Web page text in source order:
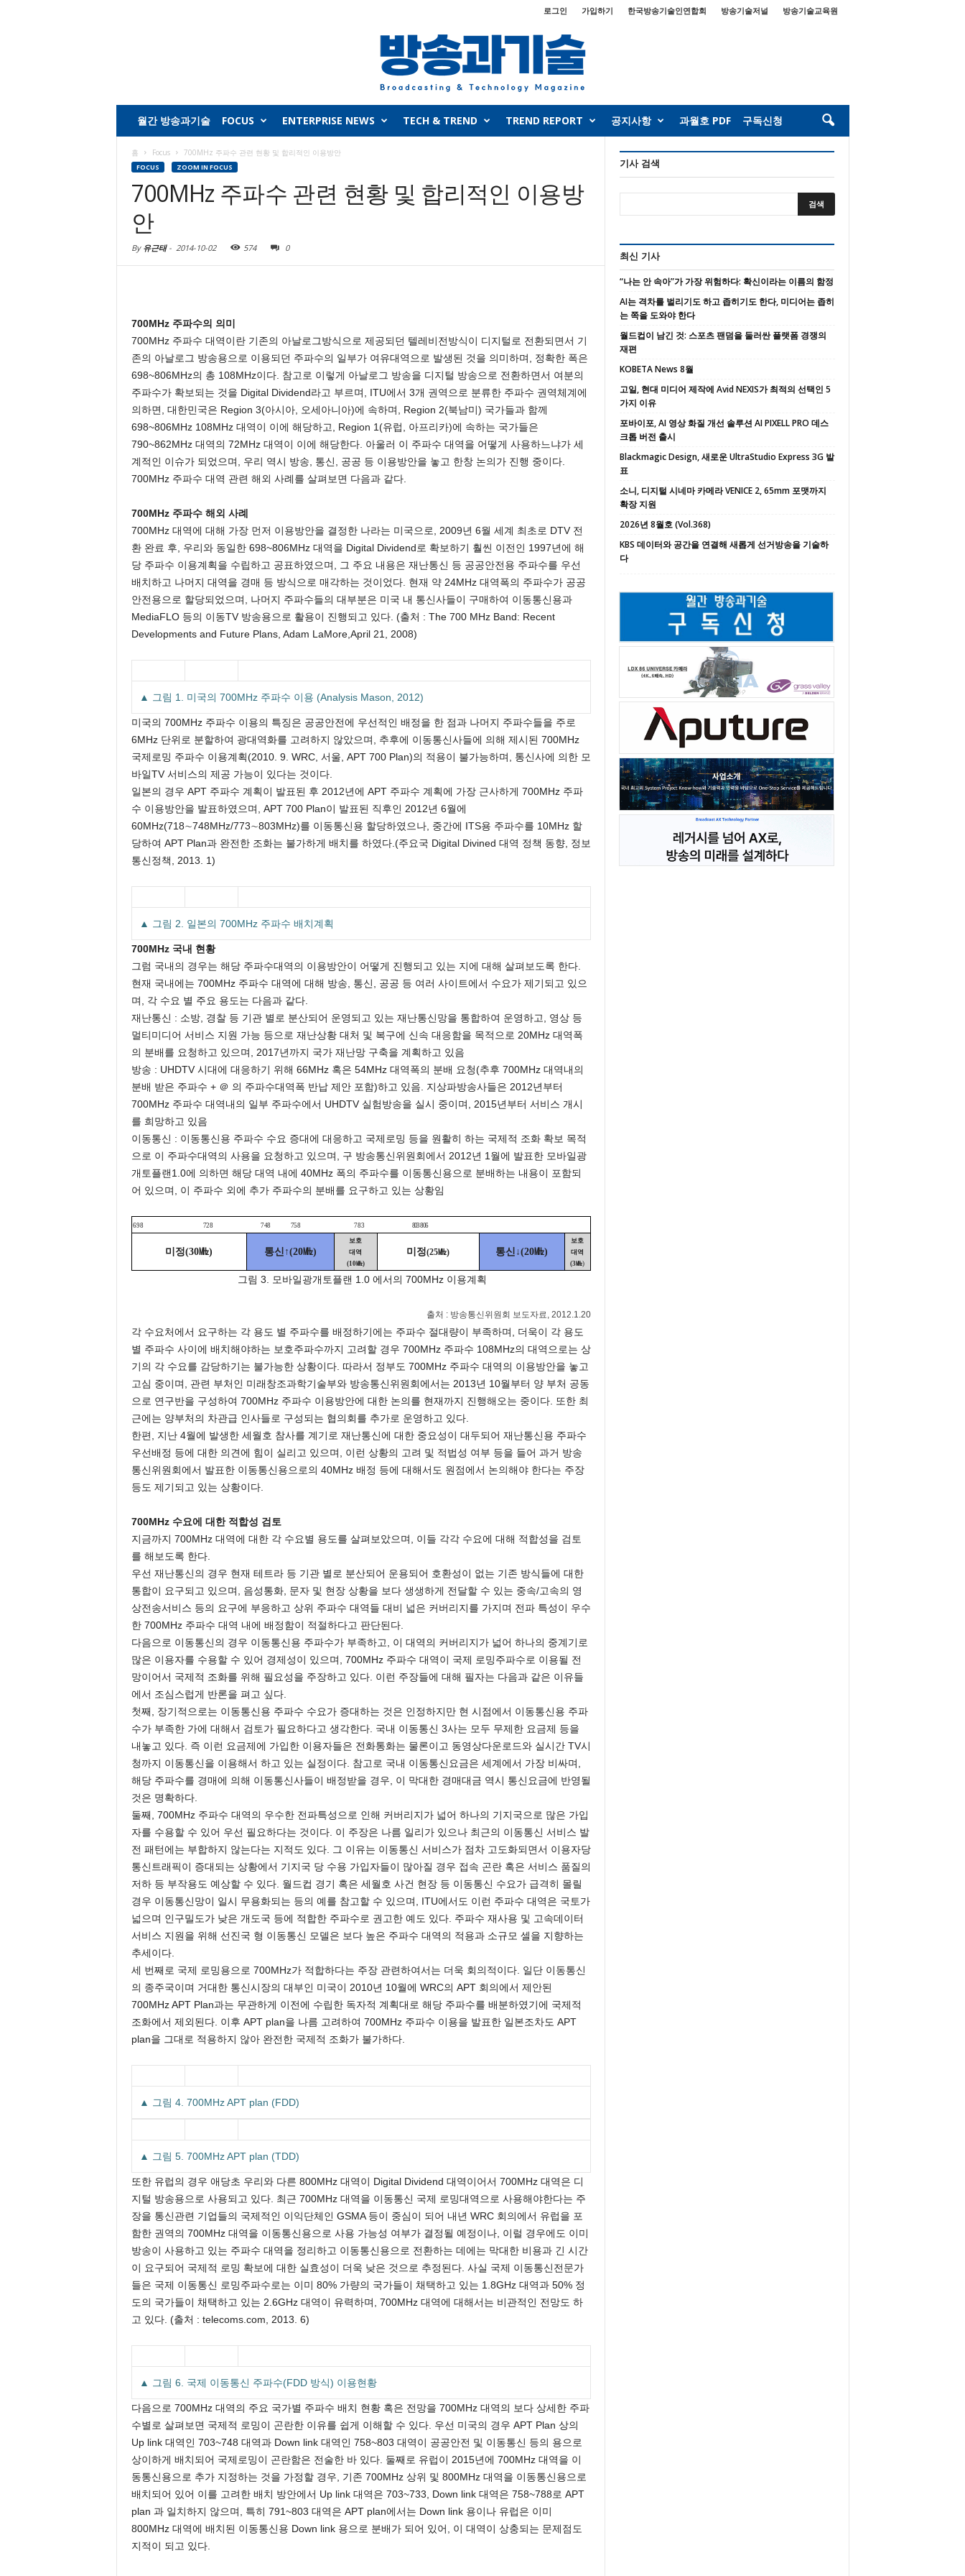
로그인 가입하기 한국방송기술인연합회 방송기술저널 방송기술교육원
월간 방송과기술 FOCUS ENTERPRISE NEWS TECH & TREND TREND REPORT 공지사항 과월호 PDF 구독신청
홈 Focus 700MHz 주파수 관련 현황 및 합리적인 이용방안
FOCUS ZOOM IN FOCUS
700MHz 주파수 관련 현황 및 합리적인 이용방
안
By 유근태- 2014-10-02 574 0
700MHz 주파수의 의미
700MHz 주파수 대역이란 기존의 아날로그방식으로 제공되던 텔레비전방식이 디지털로 전환되면서 기
존의 아날로그 방송용으로 이용되던 주파수의 일부가 여유대역으로 발생된 것을 의미하며, 정확한 폭은
698~806MHz의 총 108MHz이다. 참고로 이렇게 아날로그 방송을 디지털 방송으로 전환하면서 여분의
주파수가 확보되는 것을 Digital Dividend라고 부르며, ITU에서 3개 권역으로 분류한 주파수 권역체계에
의하면, 대한민국은 Region 3(아시아, 오세아니아)에 속하며, Region 2(북남미) 국가들과 함께
698~806MHz 108MHz 대역이 이에 해당하고, Region 1(유럽, 아프리카)에 속하는 국가들은
790~862MHz 대역의 72MHz 대역이 이에 해당한다. 아울러 이 주파수 대역을 어떻게 사용하느냐가 세
계적인 이슈가 되었으며, 우리 역시 방송, 통신, 공공 등 이용방안을 놓고 한창 논의가 진행 중이다.
700MHz 주파수 대역 관련 해외 사례를 살펴보면 다음과 같다.
700MHz 주파수 해외 사례
700MHz 대역에 대해 가장 먼저 이용방안을 결정한 나라는 미국으로, 2009년 6월 세계 최초로 DTV 전
환 완료 후, 우리와 동일한 698~806MHz 대역을 Digital Dividend로 확보하기 훨씬 이전인 1997년에 해
당 주파수 이용계획을 수립하고 공표하였으며, 그 주요 내용은 재난통신 등 공공안전용 주파수를 우선
배치하고 나머지 대역을 경매 등 방식으로 매각하는 것이었다. 현재 약 24MHz 대역폭의 주파수가 공공
안전용으로 할당되었으며, 나머지 주파수들의 대부분은 미국 내 통신사들이 구매하여 이동통신용과
MediaFLO 등의 이동TV 방송용으로 활용이 진행되고 있다. (출처 : The 700 MHz Band: Recent
Developments and Future Plans, Adam LaMore,April 21, 2008)
▲ 그림 1. 미국의 700MHz 주파수 이용 (Analysis Mason, 2012)
미국의 700MHz 주파수 이용의 특징은 공공안전에 우선적인 배정을 한 점과 나머지 주파수들을 주로
6MHz 단위로 분할하여 광대역화를 고려하지 않았으며, 추후에 이동통신사들에 의해 제시된 700MHz
국제로밍 주파수 이용계획(2010. 9. WRC, 서울, APT 700 Plan)의 적용이 불가능하며, 통신사에 의한 모
바일TV 서비스의 제공 가능이 있다는 것이다.
일본의 경우 APT 주파수 계획이 발표된 후 2012년에 APT 주파수 계획에 가장 근사하게 700MHz 주파
수 이용방안을 발표하였으며, APT 700 Plan이 발표된 직후인 2012년 6월에
60MHz(718∼748MHz/773∼803MHz)를 이동통신용 할당하였으나, 중간에 ITS용 주파수를 10MHz 할
당하여 APT Plan과 완전한 조화는 불가하게 배치를 하였다.(주요국 Digital Divined 대역 정책 동향, 정보
통신정책, 2013. 1)
▲ 그림 2. 일본의 700MHz 주파수 배치계획
700MHz 국내 현황
그럼 국내의 경우는 해당 주파수대역의 이용방안이 어떻게 진행되고 있는 지에 대해 살펴보도록 한다.
현재 국내에는 700MHz 주파수 대역에 대해 방송, 통신, 공공 등 여러 사이트에서 수요가 제기되고 있으
며, 각 수요 별 주요 용도는 다음과 같다.
재난통신 : 소방, 경찰 등 기관 별로 분산되어 운영되고 있는 재난통신망을 통합하여 운영하고, 영상 등
멀티미디어 서비스 지원 가능 등으로 재난상황 대처 및 복구에 신속 대응함을 목적으로 20MHz 대역폭
의 분배를 요청하고 있으며, 2017년까지 국가 재난망 구축을 계획하고 있음
방송 : UHDTV 시대에 대응하기 위해 66MHz 혹은 54MHz 대역폭의 분배 요청(추후 700MHz 대역내의
분배 받은 주파수 + ＠ 의 주파수대역폭 반납 제안 포함)하고 있음. 지상파방송사들은 2012년부터
700MHz 주파수 대역내의 일부 주파수에서 UHDTV 실험방송을 실시 중이며, 2015년부터 서비스 개시
를 희망하고 있음
이동통신 : 이동통신용 주파수 수요 증대에 대응하고 국제로밍 등을 원활히 하는 국제적 조화 확보 목적
으로 이 주파수대역의 사용을 요청하고 있으며, 구 방송통신위원회에서 2012년 1월에 발표한 모바일광
개토플랜1.0에 의하면 해당 대역 내에 40MHz 폭의 주파수를 이동통신용으로 분배하는 내용이 포함되
어 있으며, 이 주파수 외에 추가 주파수의 분배를 요구하고 있는 상황임
698 728 748 758 783 803 806
미정(30㎒) 통신 ↑(20㎒)
보호
대역
(10㎒)
미정(25㎒) 통신 ↓(20㎒)
보호
대역
(3 ㎒)
그림 3. 모바일광개토플랜 1.0 에서의 700MHz 이용계획
출처 : 방송통신위원회 보도자료, 2012.1.20
각 수요처에서 요구하는 각 용도 별 주파수를 배정하기에는 주파수 절대량이 부족하며, 더욱이 각 용도
별 주파수 사이에 배치해야하는 보호주파수까지 고려할 경우 700MHz 주파수 108MHz의 대역으로는 상
기의 각 수요를 감당하기는 불가능한 상황이다. 따라서 정부도 700MHz 주파수 대역의 이용방안을 놓고
고심 중이며, 관련 부처인 미래창조과학기술부와 방송통신위원회에서는 2013년 10월부터 양 부처 공동
으로 연구반을 구성하여 700MHz 주파수 이용방안에 대한 논의를 현재까지 진행해오는 중이다. 또한 최
근에는 양부처의 차관급 인사들로 구성되는 협의회를 추가로 운영하고 있다.
한편, 지난 4월에 발생한 세월호 참사를 계기로 재난통신에 대한 중요성이 대두되어 재난통신용 주파수
우선배정 등에 대한 의견에 힘이 실리고 있으며, 이런 상황의 고려 및 적법성 여부 등을 들어 과거 방송
통신위원회에서 발표한 이동통신용으로의 40MHz 배정 등에 대해서도 원점에서 논의해야 한다는 주장
등도 제기되고 있는 상황이다.
700MHz 수요에 대한 적합성 검토
지금까지 700MHz 대역에 대한 각 수요별 용도를 살펴보았으며, 이들 각각 수요에 대해 적합성을 검토
를 해보도록 한다.
우선 재난통신의 경우 현재 테트라 등 기관 별로 분산되어 운용되어 호환성이 없는 기존 방식들에 대한
통합이 요구되고 있으며, 음성통화, 문자 및 현장 상황을 보다 생생하게 전달할 수 있는 중속/고속의 영
상전송서비스 등의 요구에 부응하고 상위 주파수 대역들 대비 넓은 커버리지를 가지며 전파 특성이 우수
한 700MHz 주파수 대역 내에 배정함이 적절하다고 판단된다.
다음으로 이동통신의 경우 이동통신용 주파수가 부족하고, 이 대역의 커버리지가 넓어 하나의 중계기로
많은 이용자를 수용할 수 있어 경제성이 있으며, 700MHz 주파수 대역이 국제 로밍주파수로 이용될 전
망이어서 국제적 조화를 위해 필요성을 주장하고 있다. 이런 주장들에 대해 필자는 다음과 같은 이유들
에서 조심스럽게 반론을 펴고 싶다.
첫째, 장기적으로는 이동통신용 주파수 수요가 증대하는 것은 인정하지만 현 시점에서 이동통신용 주파
수가 부족한 가에 대해서 검토가 필요하다고 생각한다. 국내 이동통신 3사는 모두 무제한 요금제 등을
내놓고 있다. 즉 이런 요금제에 가입한 이용자들은 전화통화는 물론이고 동영상다운로드와 실시간 TV시
청까지 이동통신을 이용해서 하고 있는 실정이다. 참고로 국내 이동통신요금은 세계에서 가장 비싸며,
해당 주파수를 경매에 의해 이동통신사들이 배정받을 경우, 이 막대한 경매대금 역시 통신요금에 반영될
것은 명확하다.
둘째, 700MHz 주파수 대역의 우수한 전파특성으로 인해 커버리지가 넓어 하나의 기지국으로 많은 가입
자를 수용할 수 있어 우선 필요하다는 것이다. 이 주장은 나름 일리가 있으나 최근의 이동통신 서비스 발
전 패턴에는 부합하지 않는다는 지적도 있다. 그 이유는 이동통신 서비스가 점차 고도화되면서 이용자당
통신트래픽이 증대되는 상황에서 기지국 당 수용 가입자들이 많아질 경우 접속 곤란 혹은 서비스 품질의
저하 등 부작용도 예상할 수 있다. 월드컵 경기 혹은 세월호 사건 현장 등 이동통신 수요가 급격히 몰릴
경우 이동통신망이 일시 무용화되는 등의 예를 참고할 수 있으며, ITU에서도 이런 주파수 대역은 국토가
넓으며 인구밀도가 낮은 개도국 등에 적합한 주파수로 권고한 예도 있다. 주파수 재사용 및 고속데이터
서비스 지원을 위해 선진국 형 이동통신 모델은 보다 높은 주파수 대역의 적용과 소규모 셀을 지향하는
추세이다.
세 번째로 국제 로밍용으로 700MHz가 적합하다는 주장 관련하여서는 더욱 회의적이다. 일단 이동통신
의 종주국이며 거대한 통신시장의 대부인 미국이 2010년 10월에 WRC의 APT 회의에서 제안된
700MHz APT Plan과는 무관하게 이전에 수립한 독자적 계획대로 해당 주파수를 배분하였기에 국제적
조화에서 제외된다. 이후 APT plan을 나름 고려하여 700MHz 주파수 이용을 발표한 일본조차도 APT
plan을 그대로 적용하지 않아 완전한 국제적 조화가 불가하다.
▲ 그림 4. 700MHz APT plan (FDD)
▲ 그림 5. 700MHz APT plan (TDD)
또한 유럽의 경우 애당초 우리와 다른 800MHz 대역이 Digital Dividend 대역이어서 700MHz 대역은 디
지털 방송용으로 사용되고 있다. 최근 700MHz 대역을 이동통신 국제 로밍대역으로 사용해야한다는 주
장을 통신관련 기업들의 국제적인 이익단체인 GSMA 등이 중심이 되어 내년 WRC 회의에서 유럽을 포
함한 권역의 700MHz 대역을 이동통신용으로 사용 가능성 여부가 결정될 예정이나, 이럴 경우에도 이미
방송이 사용하고 있는 주파수 대역을 정리하고 이동통신용으로 전환하는 데에는 막대한 비용과 긴 시간
이 요구되어 국제적 로밍 확보에 대한 실효성이 더욱 낮은 것으로 추정된다. 사실 국제 이동통신전문가
들은 국제 이동통신 로밍주파수로는 이미 80% 가량의 국가들이 채택하고 있는 1.8GHz 대역과 50% 정
도의 국가들이 채택하고 있는 2.6GHz 대역이 유력하며, 700MHz 대역에 대해서는 비관적인 전망도 하
고 있다. (출처 : telecoms.com, 2013. 6)
▲ 그림 6. 국제 이동통신 주파수(FDD 방식) 이용현황
다음으로 700MHz 대역의 주요 국가별 주파수 배치 현황 혹은 전망을 700MHz 대역의 보다 상세한 주파
수별로 살펴보면 국제적 로밍이 곤란한 이유를 쉽게 이해할 수 있다. 우선 미국의 경우 APT Plan 상의
Up link 대역인 703~748 대역과 Down link 대역인 758~803 대역이 공공안전 및 이동통신 등의 용으로
상이하게 배치되어 국제로밍이 곤란함은 전술한 바 있다. 둘째로 유럽이 2015년에 700MHz 대역을 이
동통신용으로 추가 지정하는 것을 가정할 경우, 기존 700MHz 상위 및 800MHz 대역을 이동통신용으로
배치되어 있어 이를 고려한 배치 방안에서 Up link 대역은 703~733, Down link 대역은 758~788로 APT
plan 과 일치하지 않으며, 특히 791~803 대역은 APT plan에서는 Down link 용이나 유럽은 이미
800MHz 대역에 배치된 이동통신용 Down link 용으로 분배가 되어 있어, 이 대역이 상충되는 문제점도
지적이 되고 있다.
기사 검색
최신 기사
“나는 안 속아”가 가장 위험하다: 확신이라는 이름의 함정
AI는 격차를 벌리기도 하고 좁히기도 한다, 미디어는 좁히
는 쪽을 도와야 한다
월드컵이 남긴 것: 스포츠 팬덤을 둘러싼 플랫폼 경쟁의
재편
KOBETA News 8월
고일, 현대 미디어 제작에 Avid NEXIS가 최적의 선택인 5
가지 이유
포바이포, AI 영상 화질 개선 솔루션 AI PIXELL PRO 데스
크톱 버전 출시
Blackmagic Design, 새로운 UltraStudio Express 3G 발
표
소니, 디지털 시네마 카메라 VENICE 2, 65mm 포맷까지
확장 지원
2026년 8월호 (Vol.368)
KBS 데이터와 공간을 연결해 새롭게 선거방송을 기술하
다